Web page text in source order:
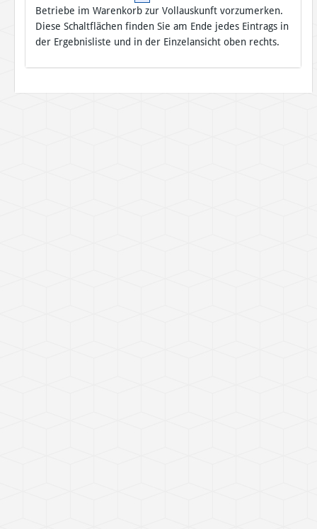
Betriebe im Warenkorb zur Vollauskunft vorzumerken.
Diese Schaltflächen finden Sie am Ende jedes Eintrags in
der Ergebnisliste und in der Einzelansicht oben rechts.